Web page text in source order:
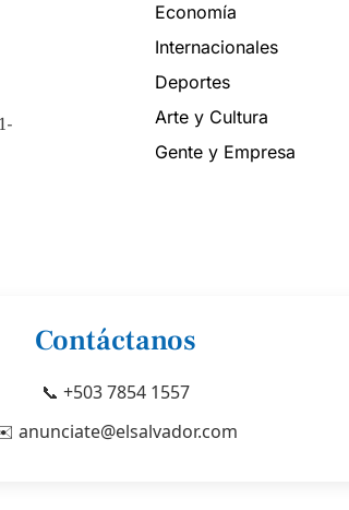
Economía
Internacionales
Deportes
Arte y Cultura
Gente y Empresa
Contáctanos
📞 +503 7854 1557
anunciate@elsalvador.com